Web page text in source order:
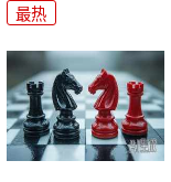
最热